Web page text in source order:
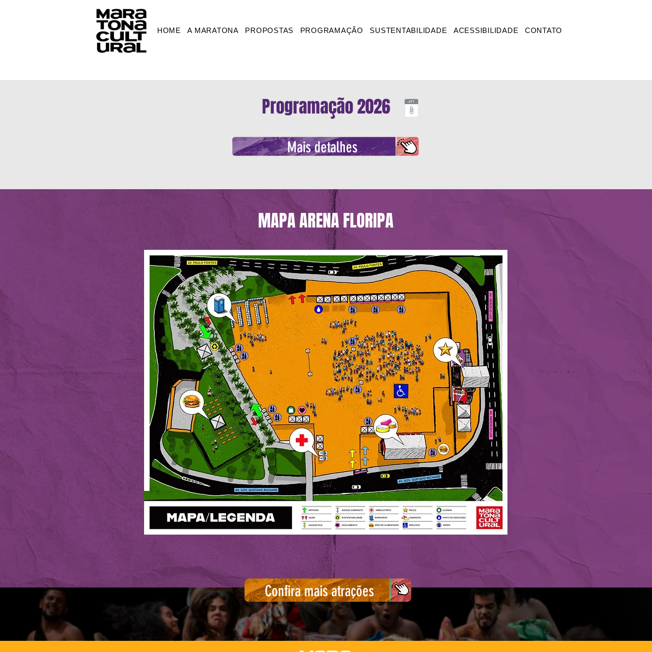
HOME A MARATONA PROPOSTAS PROGRAMAÇÃO SUSTENTABILIDADE ACESSIBILIDADE CONTATO
Programação 2026
Mais detalhes
MAPA ARENA FLORIPA
Confira mais atrações